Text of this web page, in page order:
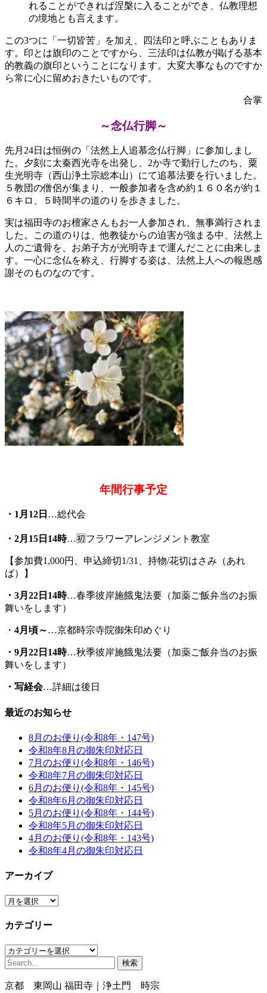
れることができれば涅槃に入ることができ、仏教理想
の境地とも言えます。
この3つに「一切皆苦」を加え、四法印と呼ぶこともありま
す。印とは旗印のことですから、三法印は仏教が掲げる基本
的教義の旗印ということになります。大変大事なものですか
ら常に心に留めおきたいものです。
合掌
～念仏行脚～
先月24日は恒例の「法然上人追慕念仏行脚」に参加しまし
た。夕刻に太秦西光寺を出発し、2か寺で勤行したのち、粟
生光明寺（西山浄土宗総本山）にて追慕法要を行いました。
５教団の僧侶が集まり、一般参加者を含め約１６０名が約１
６キロ、５時間半の道のりを歩きました。
実は福田寺のお檀家さんもお一人参加され、無事満行されま
した。この道のりは、他教徒からの迫害が強まる中、法然上
人のご遺骨を、お弟子方が光明寺まで運んだことに由来しま
す。一心に念仏を称え、行脚する姿は、法然上人への報恩感
謝そのものなのです。
年間行事予定
・1月12日 …総代会
・2月15日14時…🈠フラワーアレンジメント教室
【参加費1,000円、申込締切1/31、持物/花切はさみ（あれ
ば）】
・3月22日14時…春季彼岸施餓鬼法要（加薬ご飯弁当のお振
舞いをします）
・ 4月頃～…京都時宗寺院御朱印めぐり
・ 9月22日14時…秋季彼岸施餓鬼法要（加薬ご飯弁当のお振
舞いをします）
・写経会…詳細は後日
最近のお知らせ
8月のお便り(令和8年・147号)
令和8年8月の御朱印対応日
7月のお便り(令和8年・146号)
令和8年7月の御朱印対応日
6月のお便り(令和8年・145号)
令和8年6月の御朱印対応日
5月のお便り(令和8年・144号)
令和8年5月の御朱印対応日
4月のお便り(令和8年・143号)
令和8年4月の御朱印対応日
アーカイブ
ア
カ
ブ
カテゴリー
カ
テ
リ
検
京都 東岡山 福田寺｜浄土門 時宗